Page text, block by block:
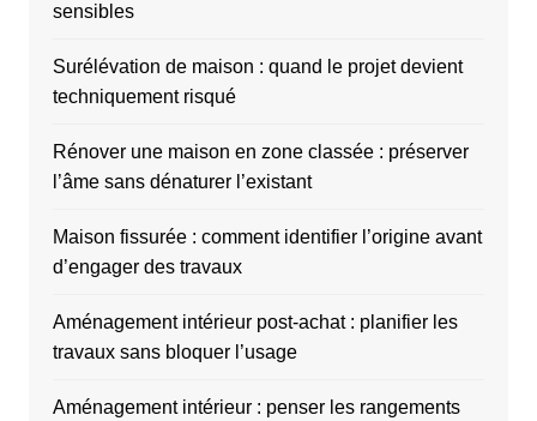
sensibles
Surélévation de maison : quand le projet devient
techniquement risqué
Rénover une maison en zone classée : préserver
l’âme sans dénaturer l’existant
Maison fissurée : comment identifier l’origine avant
d’engager des travaux
Aménagement intérieur post-achat : planifier les
travaux sans bloquer l’usage
Aménagement intérieur : penser les rangements